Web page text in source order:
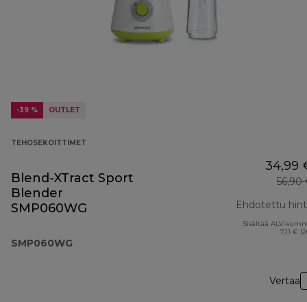
-39 % OUTLET
TEHOSEKOITTIMET
Blend-XTract Sport
Blender
SMP060WG
SMP060WG
34,99
56,90
Ehdotettu
Sisältää ALV-
7,11 €
Vertaa